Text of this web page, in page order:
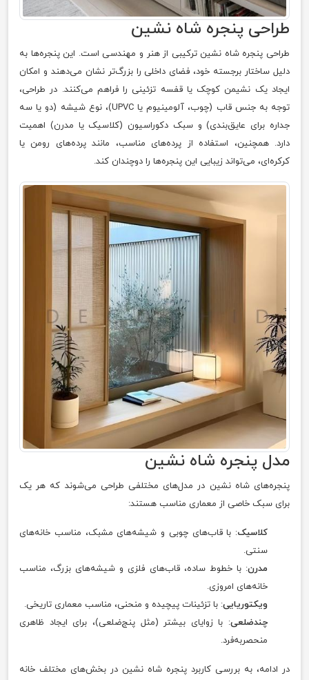
طراحی پنجره شاه‌ نشین
طراحی پنجره شاه‌ نشین ترکیبی از هنر و مهندسی است. این پنجره‌ها به
دلیل ساختار برجسته خود، فضای داخلی را بزرگ‌تر نشان می‌دهند و امکان
ایجاد یک نشیمن کوچک یا قفسه تزئینی را فراهم می‌کنند. در طراحی،
توجه به جنس قاب (چوب، آلومینیوم یا UPVC)، نوع شیشه (دو یا سه
جداره برای عایق‌بندی) و سبک دکوراسیون (کلاسیک یا مدرن) اهمیت
دارد. همچنین، استفاده از پرده‌های مناسب، مانند پرده‌های رومن یا
کرکره‌ای، می‌تواند زیبایی این پنجره‌ها را دوچندان کند.
مدل پنجره شاه‌ نشین
پنجره‌های شاه‌ نشین در مدل‌های مختلفی طراحی می‌شوند که هر یک
برای سبک خاصی از معماری مناسب هستند:
کلاسیک: با قاب‌های چوبی و شیشه‌های مشبک، مناسب خانه‌های
سنتی.
مدرن: با خطوط ساده، قاب‌های فلزی و شیشه‌های بزرگ، مناسب
خانه‌های امروزی.
ویکتوریایی: با تزئینات پیچیده و منحنی، مناسب معماری تاریخی.
چندضلعی: با زوایای بیشتر (مثل پنج‌ضلعی)، برای ایجاد ظاهری
منحصربه‌فرد.
در ادامه، به بررسی کاربرد پنجره شاه‌ نشین در بخش‌های مختلف خانه